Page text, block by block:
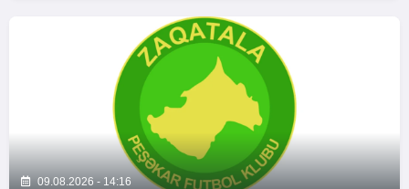
09.08.2026 - 14:16